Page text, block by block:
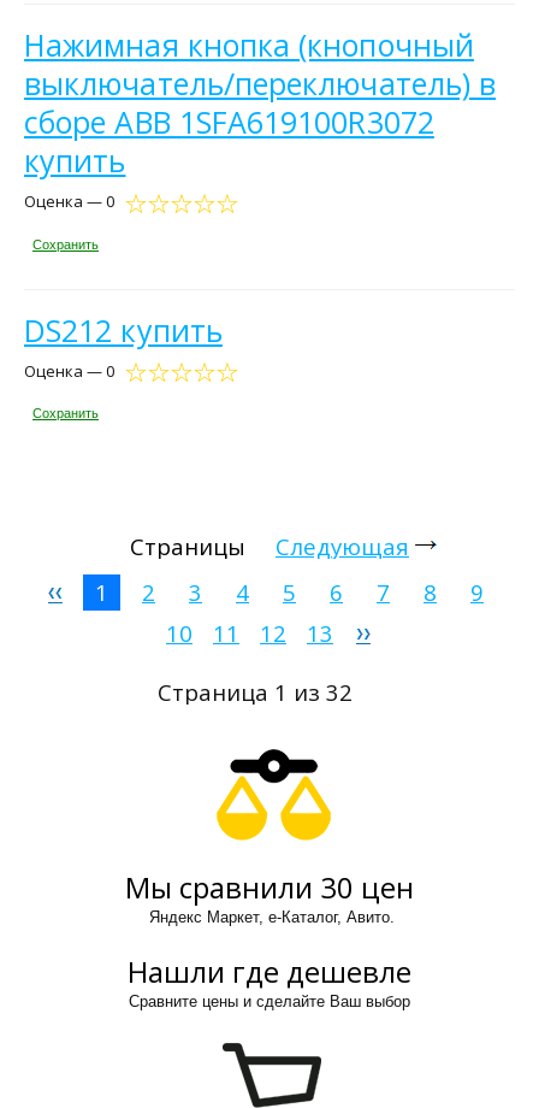
Нажимная кнопка (кнопочный
выключатель/переключатель) в
сборе ABB 1SFA619100R3072
купить
Оценка — 0
Сохранить
DS212 купить
Оценка — 0
Сохранить
Страницы
Следующая
1
2 3 4 5 6 7 8
9
10
11 12
13
Страница 1 из 32
Мы сравнили 30 цен
Яндекс Маркет, е-Каталог, Авито.
Нашли где дешевле
Сравните цены и сделайте Ваш выбор